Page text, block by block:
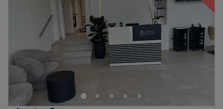
09:00
Samstag
09:00
Sonntag
Geschlossen
Willkommen bei Timmy's Cut Women, deinem top Friseur
in Wien. In diesem Salon erwarten dich erstklassige
Behandlungen rund um die Haarpflege mit hochwertigen
Produkten. Buche deinen Termin direkt über die Treatwell-
App mit sofortiger Buchungsbestätigung.